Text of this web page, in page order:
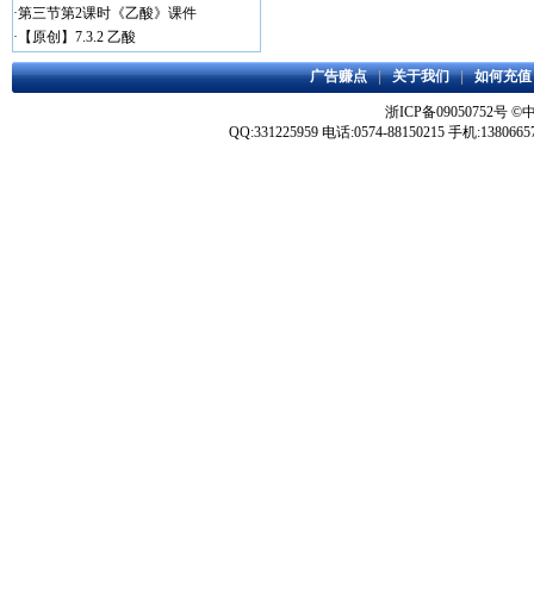
·第三节第2课时《乙酸》课件
· 【原创】7.3.2 乙酸
广告赚点|关于我们|如何充值
浙ICP备09050752号 ©
QQ:331225959 电话:0574-88150215 手机